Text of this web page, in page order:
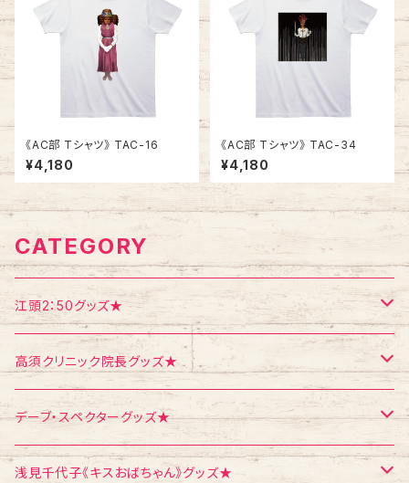
《AC部 Tシャツ》 TAC-16
¥4,180
《AC部 Tシャツ》 TAC-34
¥4,180
CATEGORY
江頭2：50グッズ★
Tシャツ
エコバッグ
ポストカード
高須クリニック院長グッズ★
Tシャツ
ポストカード
デーブ・スペクターグッズ★
ポストカード
浅見千代子《キスおばちゃん》グッズ★